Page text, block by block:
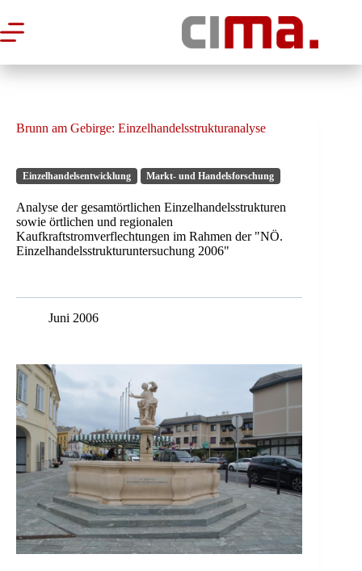
Inhalt
springen
Brunn am Gebirge: Einzelhandelsstrukturanalyse
Einzelhandelsentwicklung Markt- und Handelsforschung
Analyse der gesamtörtlichen Einzelhandelsstrukturen
sowie örtlichen und regionalen
Kaufkraftstromverflechtungen im Rahmen der "NÖ.
Einzelhandelsstrukturuntersuchung 2006"
Juni 2006